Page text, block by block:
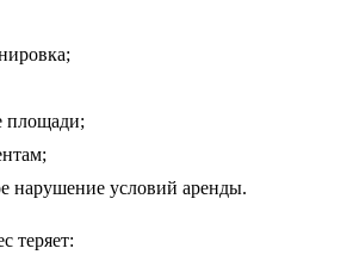
площади;
нарушение условий аренды.
теряет: